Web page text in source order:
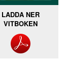
LADDA NER
VITBOKEN